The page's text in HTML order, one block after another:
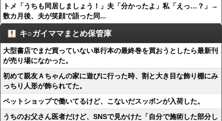
トメ「うちも同居しましょう！」夫「分かったよ」私「えっ…？」→
数カ月後、夫が笑顔で語った同...
キ○ガイママまとめ保管庫
大型書店でまだ買っていない単行本の最終巻を買おうとしたら最新刊
が売り場になかった。
初めて親友Ａちゃんの家に遊びに行った時、割と大き目な飾り棚にみ
っちり人形が飾られてた。
ペットショップで働いてるけど、こないだスッポンが入荷した。
うちのお父さん医者だけど、SNSで見かけた「自分で施術した部分し